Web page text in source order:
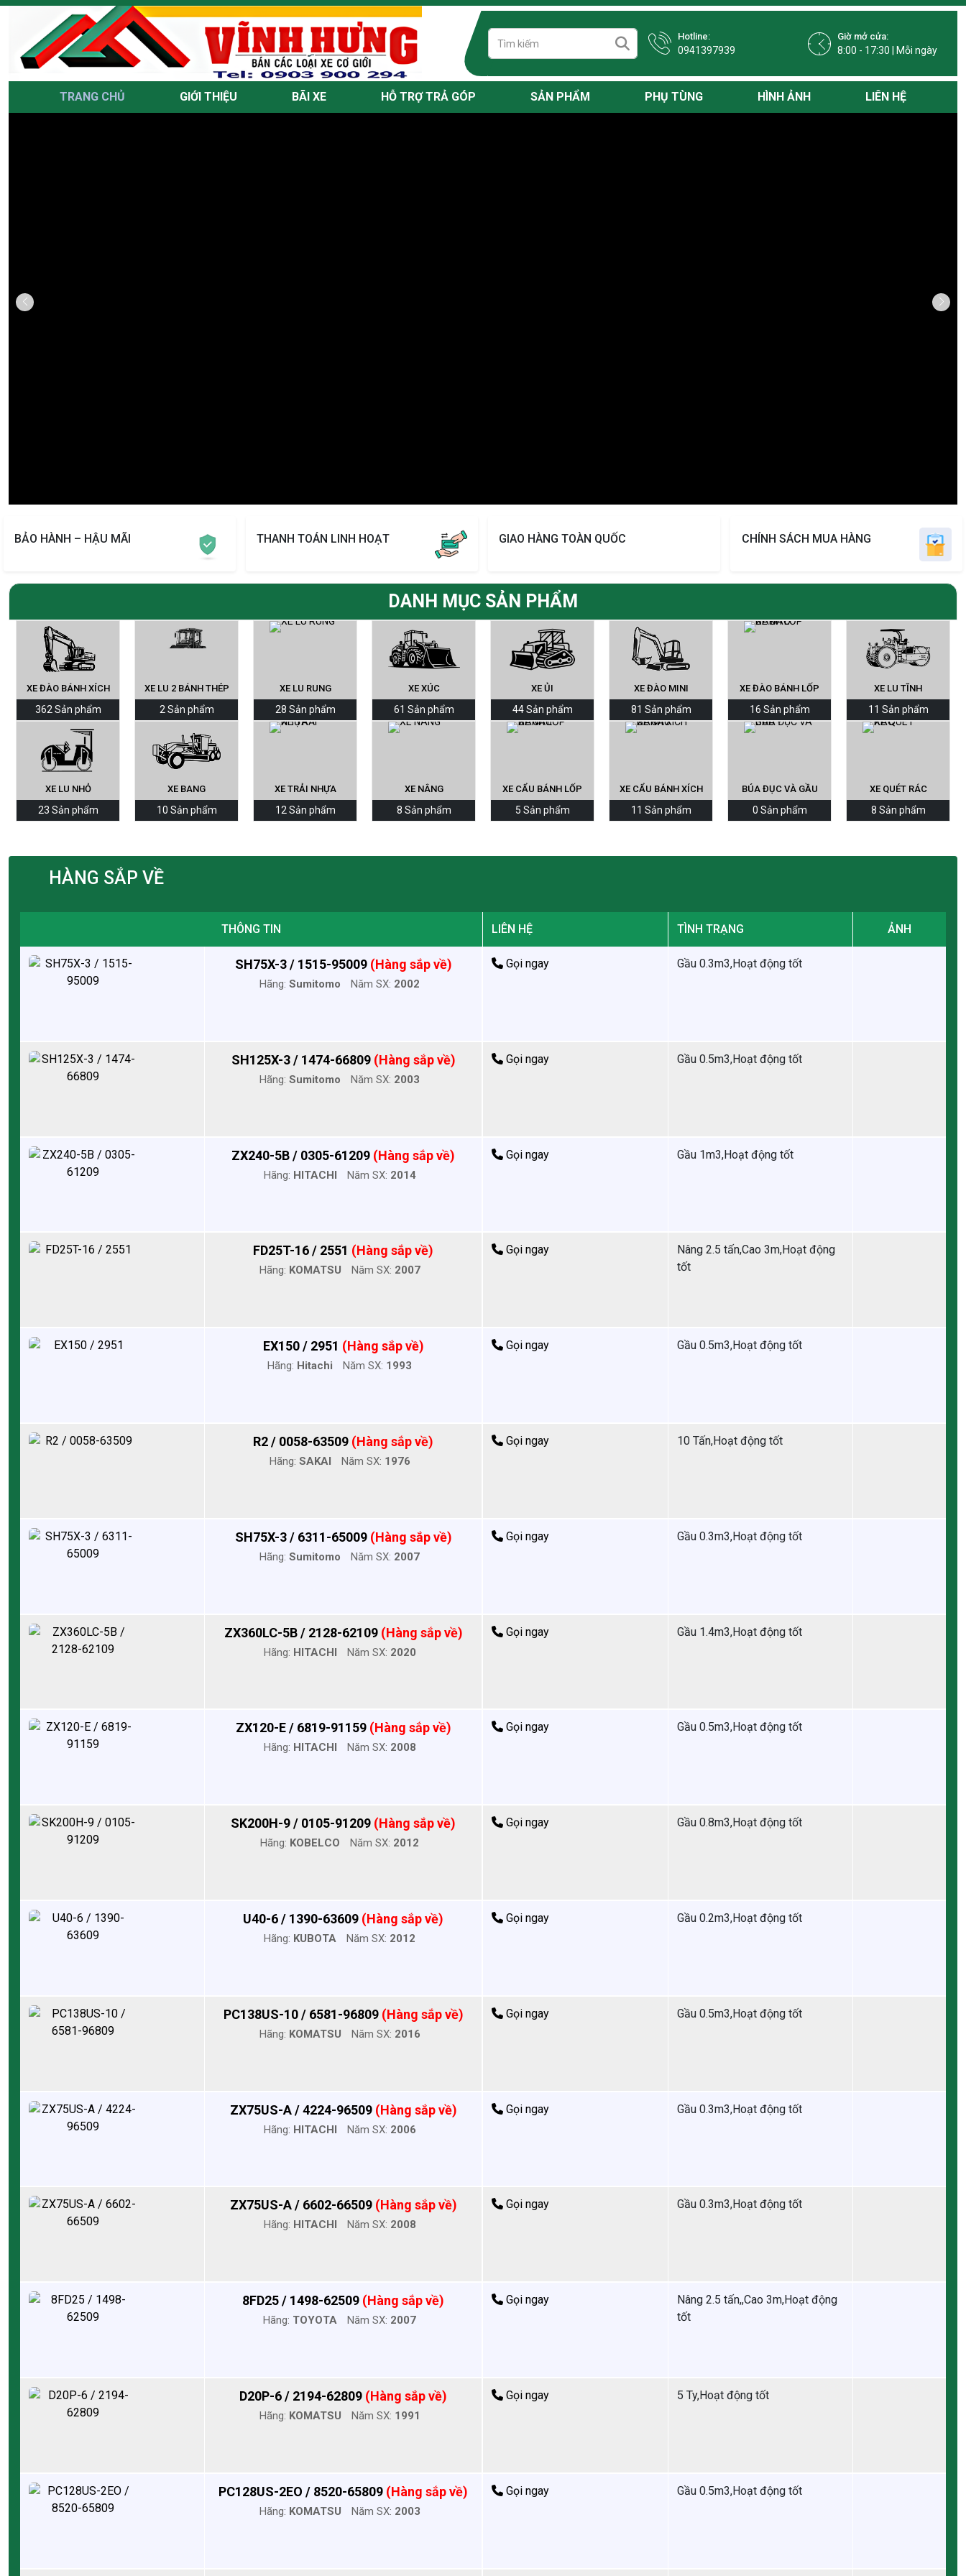
Hotline:
0941397939
Giờ mở cửa:
8:00 - 17:30 | Mỗi ngày
TRANG CHỦ GIỚI THIỆU BÃI XE HỖ TRỢ TRẢ GÓP SẢN PHẨM PHỤ TÙNG HÌNH ẢNH LIÊN HỆ
BẢO HÀNH – HẬU MÃI THANH TOÁN LINH HOẠT GIAO HÀNG TOÀN QUỐC CHÍNH SÁCH MUA HÀNG
DANH MỤC SẢN PHẨM
XE ĐÀO BÁNH XÍCH
362 Sản phẩm
XE LU 2 BÁNH THÉP
2 Sản phẩm
XE LU RUNG
28 Sản phẩm
XE XÚC
61 Sản phẩm
XE ỦI
44 Sản phẩm
XE ĐÀO MINI
81 Sản phẩm
XE ĐÀO BÁNH LỐP
16 Sản phẩm
XE LU TĨNH
11 Sản phẩm
XE LU NHỎ
23 Sản phẩm
XE BANG
10 Sản phẩm
XE TRẢI NHỰA
12 Sản phẩm
XE NÂNG
8 Sản phẩm
XE CẨU BÁNH LỐP
5 Sản phẩm
XE CẨU BÁNH XÍCH
11 Sản phẩm
BÚA ĐỤC VÀ GẦU
0 Sản phẩm
XE QUÉT RÁC
8 Sản phẩm
HÀNG SẮP VỀ
THÔNG TIN LIÊN HỆ TÌNH TRẠNG ẢNH
SH75X-3 / 1515-95009 (Hàng sắp về)
Hãng:Sumitomo Năm SX: 2002
Gọi ngay Gầu 0.3m3,Hoạt động tốt
SH125X-3 / 1474-66809 (Hàng sắp về)
Hãng:Sumitomo Năm SX: 2003
Gọi ngay Gầu 0.5m3,Hoạt động tốt
ZX240-5B / 0305-61209 (Hàng sắp về)
Hãng: HITACHI Năm SX: 2014
Gọi ngay Gầu 1m3,Hoạt động tốt
FD25T-16 / 2551 (Hàng sắp về)
Hãng: KOMATSU Năm SX: 2007
Gọi ngay
Nâng 2.5 tấn,Cao 3m,Hoạt động
tốt
EX150 / 2951 (Hàng sắp về)
Hãng: Hitachi Năm SX: 1993
Gọi ngay Gầu 0.5m3,Hoạt động tốt
R2 / 0058-63509 (Hàng sắp về)
Hãng: SAKAI Năm SX: 1976
Gọi ngay 10 Tấn,Hoạt động tốt
SH75X-3 / 6311-65009 (Hàng sắp về)
Hãng:Sumitomo Năm SX: 2007
Gọi ngay Gầu 0.3m3,Hoạt động tốt
ZX360LC-5B / 2128-62109 (Hàng sắp về)
Hãng: HITACHI Năm SX: 2020
Gọi ngay Gầu 1.4m3,Hoạt động tốt
ZX120-E / 6819-91159 (Hàng sắp về)
Hãng: HITACHI Năm SX: 2008
Gọi ngay Gầu 0.5m3,Hoạt động tốt
SK200H-9 / 0105-91209 (Hàng sắp về)
Hãng: KOBELCO Năm SX: 2012
Gọi ngay Gầu 0.8m3,Hoạt động tốt
U40-6 / 1390-63609 (Hàng sắp về)
Hãng: KUBOTA Năm SX: 2012
Gọi ngay Gầu 0.2m3,Hoạt động tốt
PC138US-10 / 6581-96809 (Hàng sắp về)
Hãng: KOMATSU Năm SX: 2016
Gọi ngay Gầu 0.5m3,Hoạt động tốt
ZX75US-A / 4224-96509 (Hàng sắp về)
Hãng: HITACHI Năm SX: 2006
Gọi ngay Gầu 0.3m3,Hoạt động tốt
ZX75US-A / 6602-66509 (Hàng sắp về)
Hãng: HITACHI Năm SX: 2008
Gọi ngay Gầu 0.3m3,Hoạt động tốt
8FD25 / 1498-62509 (Hàng sắp về)
Hãng: TOYOTA Năm SX: 2007
Gọi ngay
Nâng 2.5 tấn,,Cao 3m,Hoạt động
tốt
D20P-6 / 2194-62809 (Hàng sắp về)
Hãng: KOMATSU Năm SX: 1991
Gọi ngay 5 Ty,Hoạt động tốt
PC128US-2EO / 8520-65809 (Hàng sắp về)
Hãng: KOMATSU Năm SX: 2003
Gọi ngay Gầu 0.5m3,Hoạt động tốt